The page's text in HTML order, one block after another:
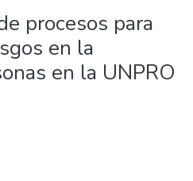
procesos para
en la
en la UNPRO